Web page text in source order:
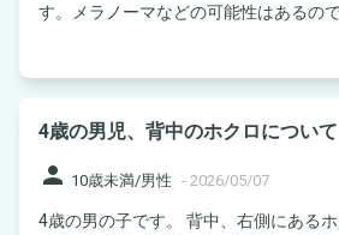
す。メラノーマなどの可能性はあるので
4歳の男児、背中のホクロについて
person 10歳未満/男性 - 2026/05/07
4歳の男の子です。 背中、右側にある